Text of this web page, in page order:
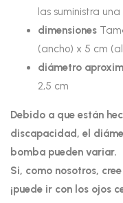
las suministra
dimensiones
(ancho) x 5 cm
diámetro
2,5 cm
Debido a que están
discapacidad, el
bomba pueden variar.
Si, como nosotros,
¡puede ir con los ojos